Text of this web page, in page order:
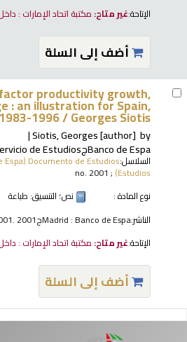
الإتاحة:غير متاح: مكتبة اتحاد الإمارات :
أضف إلى السلة
productivity growth,
: an illustration for Spain,
1996 /Georges Siotis.
by
Siotis, Georges[author]
Banco de Espaجa. Servicio de Estudios
السلاسل:
Estudios)
; no. 2001
نوع المادة :
نص؛ التنسيق: طباعة
الناشر:Madrid : Banco de Espaجa, 2001. 2001
الإتاحة:غير متاح: مكتبة اتحاد الإمارات :
أضف إلى السلة